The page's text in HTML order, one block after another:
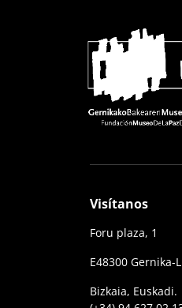
Visítanos
Foru plaza, 1
E48300 Gernika-
Bizkaia, Euskadi.